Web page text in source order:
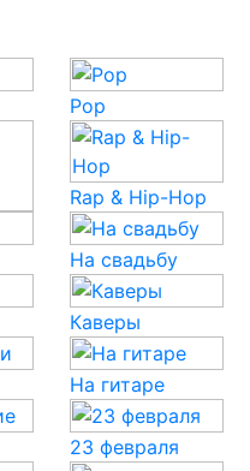
Pop
Rap & Hip-Hop
На свадьбу
Каверы
На гитаре
23 февраля